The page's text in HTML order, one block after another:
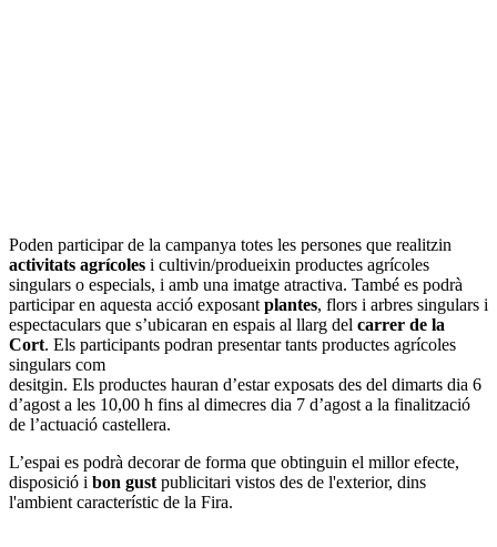
Poden participar de la campanya totes les persones que realitzin
activitats agrícoles i cultivin/produeixin productes agrícoles
singulars o especials, i amb una imatge atractiva. També es podrà
participar en aquesta acció exposant plantes, flors i arbres singulars i
espectaculars que s’ubicaran en espais al llarg del carrer de la
Cort. Els participants podran presentar tants productes agrícoles
singulars com
desitgin. Els productes hauran d’estar exposats des del dimarts dia 6
d’agost a les 10,00 h fins al dimecres dia 7 d’agost a la finalització
de l’actuació castellera.
L’espai es podrà decorar de forma que obtinguin el millor efecte,
disposició i bon gust publicitari vistos des de l'exterior, dins
l'ambient característic de la Fira.